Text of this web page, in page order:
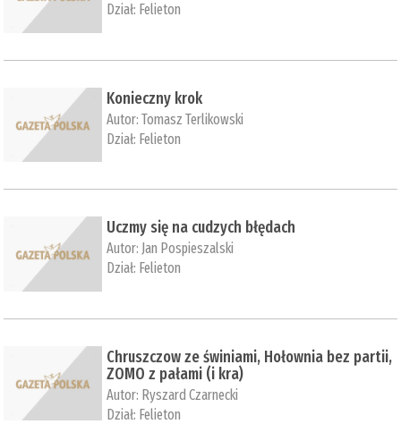
Dział: Felieton
Konieczny krok
Autor:Tomasz Terlikowski
Dział: Felieton
Uczmy się na cudzych błędach
Autor: Jan Pospieszalski
Dział: Felieton
Chruszczow ze świniami, Hołownia bez partii,
ZOMO z pałami (i kra)
Autor: Ryszard Czarnecki
Dział: Felieton